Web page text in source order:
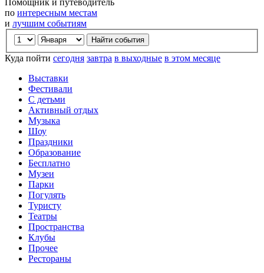
Помощник и путеводитель
по интересным местам
и лучшим событиям
Куда пойти сегодня завтра в выходные в этом месяце
Выставки
Фестивали
С детьми
Активный отдых
Музыка
Шоу
Праздники
Образование
Бесплатно
Музеи
Парки
Погулять
Туристу
Театры
Пространства
Клубы
Прочее
Рестораны